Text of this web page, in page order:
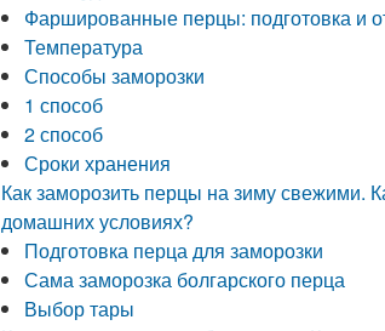
Фаршированные перцы: подготовка и
Температура
Способы заморозки
1 способ
2 способ
Сроки хранения
Как заморозить перцы на зиму свежими.
домашних условиях?
Подготовка перца для заморозки
Сама заморозка болгарского перца
Выбор тары